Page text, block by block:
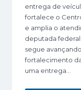
entrega de
fortalece o
e amplia o
deputada federal
segue
fortalecimento
uma entrega…